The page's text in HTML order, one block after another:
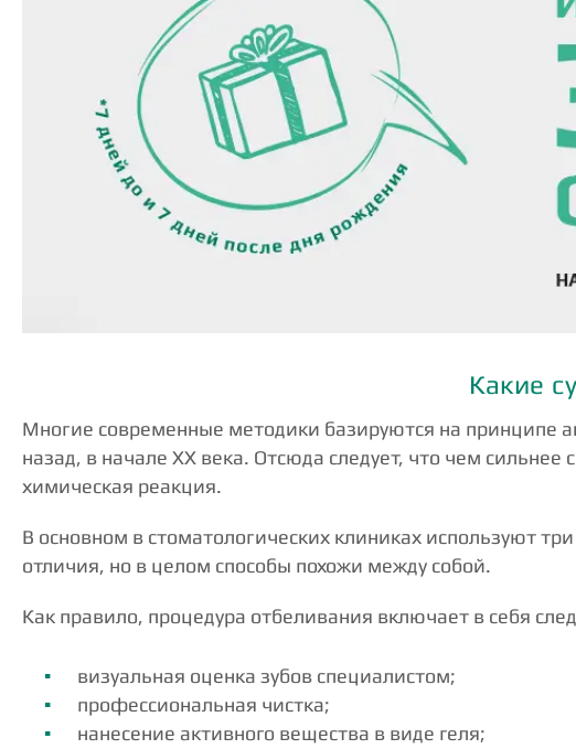
Какие
Многие современные методики базируются на принципе
назад, в начале XX века. Отсюда следует, что чем
химическая реакция.
В основном в стоматологических клиниках используют
отличия, но в целом способы похожи между собой.
Как правило, процедура отбеливания включает в себя
визуальная оценка зубов специалистом;
профессиональная чистка;
нанесение активного вещества в виде геля;